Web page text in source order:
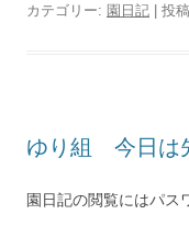
カテゴリー: 園日記 | 投
ゆり組 今日は
園日記の閲覧にはパス